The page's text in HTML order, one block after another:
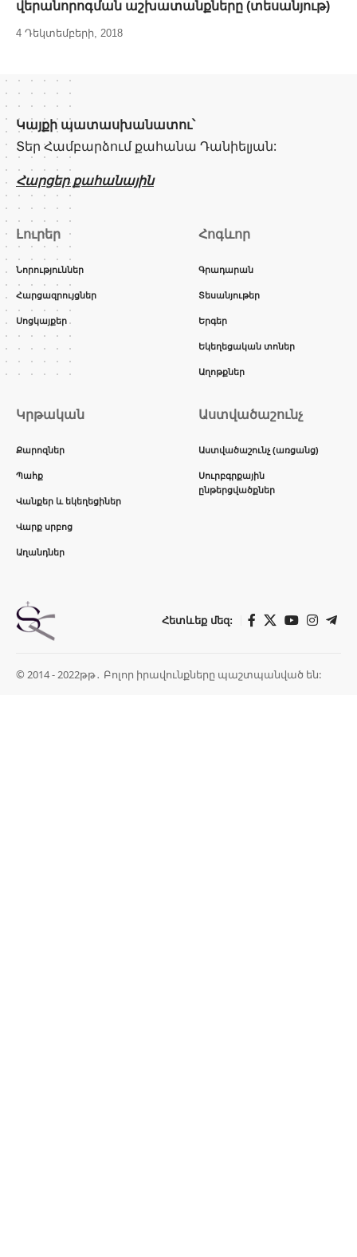
վերանորոգման աշխատանքները (տեսանյութ)
4 Դեկտեմբերի, 2018
Կայքի պատասխանատու՝
Տեր Համբարձում քահանա Դանիելյան:
Հարցեր քահանային
Լուրեր
Նորություններ
Հարցազրույցներ
Սոցկայքեր
Հոգևոր
Գրադարան
Տեսանյութեր
Երգեր
Եկեղեցական տոներ
Աղոթքներ
Կրթական
Քարոզներ
Պահք
Վանքեր և եկեղեցիներ
Վարք սրբոց
Աղանդներ
Աստվածաշունչ
Աստվածաշունչ (առցանց)
Սուրբգրքային
ընթերցվածքներ
Հետևեք մեզ:
© 2014 - 2022թթ․ Բոլոր իրավունքները պաշտպանված են: